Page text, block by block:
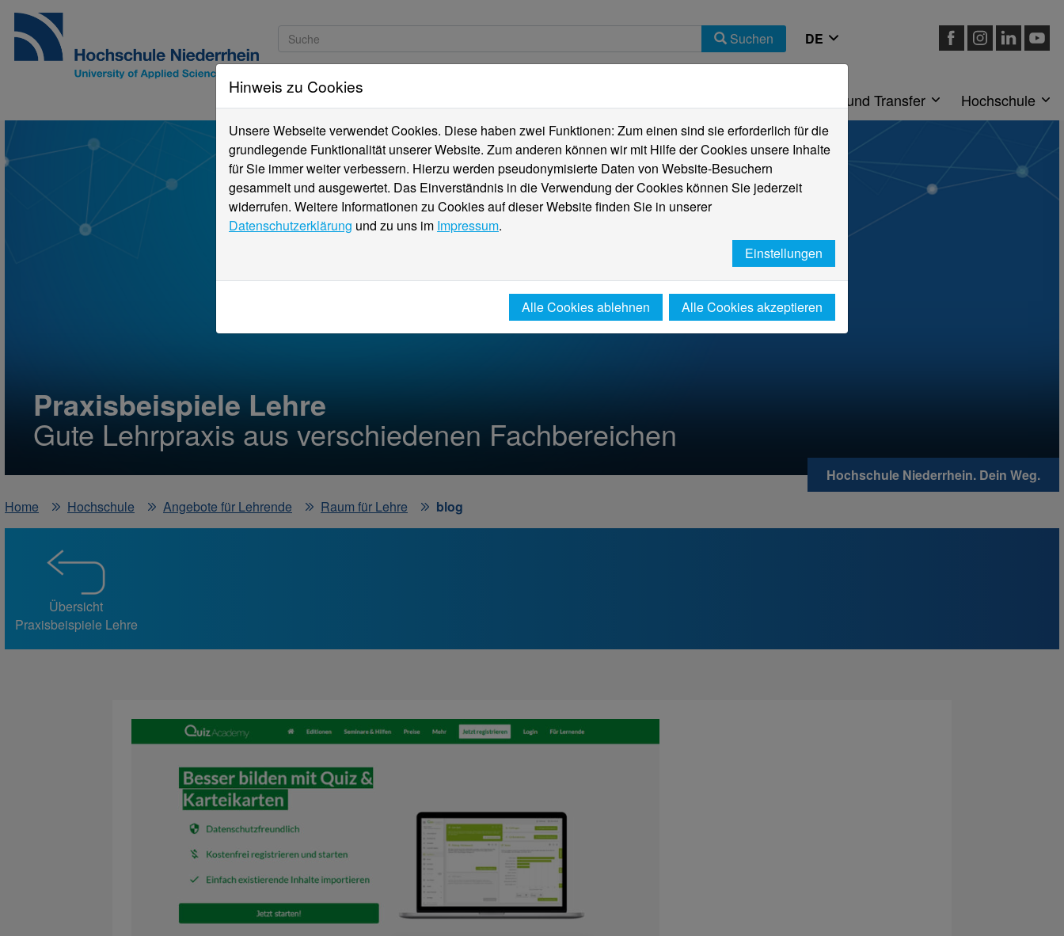
Suchen
Studieninteressierte Forschung und Transfer Hochschule
Praxisbeispiele Lehre
Gute Lehrpraxis aus verschiedenen Fachbereichen
Hochschule Niederrhein. Dein Weg.
Home
Hochschule Angebote für Lehrende Raum für Lehre blog
Übersicht
Praxisbeispiele Lehre
Hinweis zu Cookies
Unsere Webseite verwendet Cookies. Diese haben zwei Funktionen: Zum einen sind sie erforderlich für die
grundlegende Funktionalität unserer Website. Zum anderen können wir mit Hilfe der Cookies unsere Inhalte
für Sie immer weiter verbessern. Hierzu werden pseudonymisierte Daten von Website-Besuchern
gesammelt und ausgewertet. Das Einverständnis in die Verwendung der Cookies können Sie jederzeit
widerrufen. Weitere Informationen zu Cookies auf dieser Website finden Sie in unserer
Datenschutzerklärung und zu uns im Impressum.
Einstellungen
Alle Cookies ablehnen Alle Cookies akzeptieren